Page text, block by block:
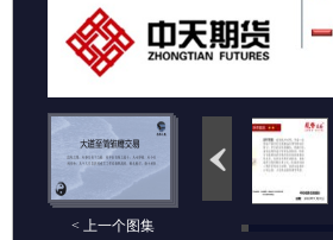
< 上一个图集